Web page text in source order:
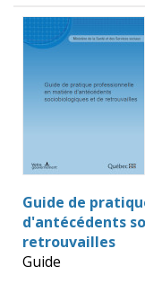
Guide de
d'antécédents
retrouvailles
Guide